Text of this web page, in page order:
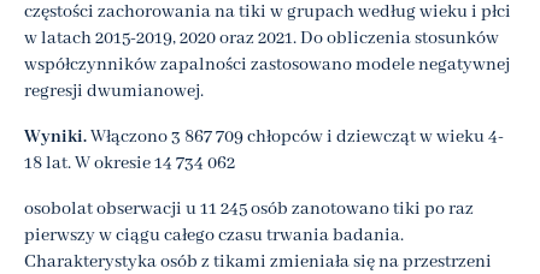
częstości zachorowania na tiki w grupach według wieku i płci
w latach 2015-2019, 2020 oraz 2021. Do obliczenia stosunków
współczynników zapalności zastosowano modele negatywnej
regresji dwumianowej.
Wyniki.Włączono 3 867 709 chłopców i dziewcząt w wieku 4-
18 lat. W okresie 14 734 062
osobolat obserwacji u 11 245 osób zanotowano tiki po raz
pierwszy w ciągu całego czasu trwania badania.
Charakterystyka osób z tikami zmieniała się na przestrzeni